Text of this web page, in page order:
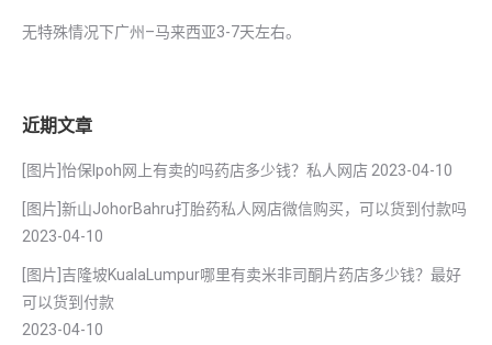
无特殊情况下广州–马来西亚3-7天左右。
近期文章
[图片]怡保lpoh网上有卖的吗药店多少钱？私人网店 2023-04-10
[图片]新山JohorBahru打胎药私人网店微信购买，可以货到付款吗
2023-04-10
[图片]吉隆坡KualaLumpur哪里有卖米非司酮片药店多少钱？最好
可以货到付款
2023-04-10